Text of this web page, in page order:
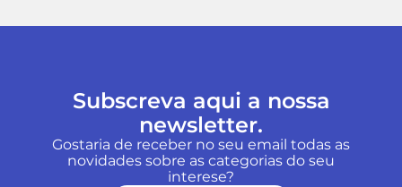
Subscreva aqui a nossa
newsletter.
Gostaria de receber no seu email todas as
novidades sobre as categorias do seu
interese?